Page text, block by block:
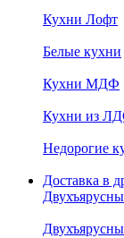
Кухни Лофт
Белые кухни
Кухни МДФ
Кухни из
Недорогие
Доставка в